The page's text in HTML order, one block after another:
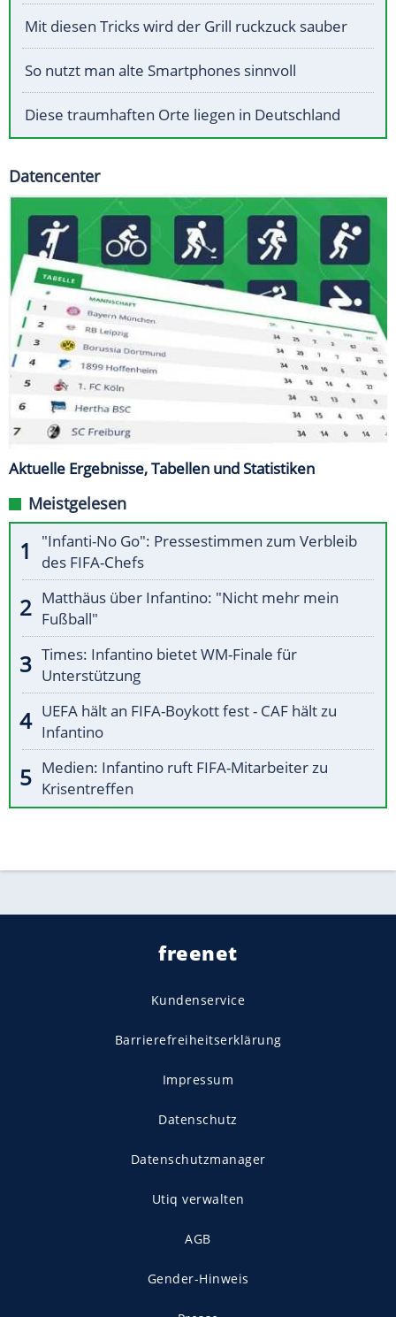
Mit diesen Tricks wird der Grill ruckzuck sauber
So nutzt man alte Smartphones sinnvoll
Diese traumhaften Orte liegen in Deutschland
Datencenter
Aktuelle Ergebnisse, Tabellen und Statistiken
Meistgelesen
"Infanti-No Go": Pressestimmen zum Verbleib
des FIFA-Chefs
Matthäus über Infantino: "Nicht mehr mein
Fußball"
Times: Infantino bietet WM-Finale für
Unterstützung
UEFA hält an FIFA-Boykott fest - CAF hält zu
Infantino
Medien: Infantino ruft FIFA-Mitarbeiter zu
Krisentreffen
freenet
Kundenservice
Barrierefreiheitserklärung
Impressum
Datenschutz
Datenschutzmanager
Utiq verwalten
AGB
Gender-Hinweis